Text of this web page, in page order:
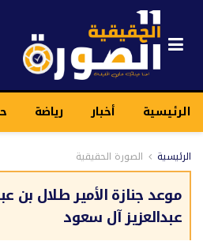
الرئيسية أخبار رياضة
الرئيسية الصورة الحقيقية
موعد جنازة الأمير طلال بن
عبدالعزيز آل سعود